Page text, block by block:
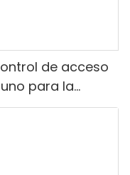
de acceso
para la
LPR